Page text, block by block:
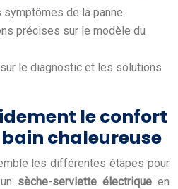
de la panne.
précises sur le modèle du
le diagnostic et les solutions
le confort
bain chaleureuse
les différentes étapes pour
sèche-serviette électriqueen